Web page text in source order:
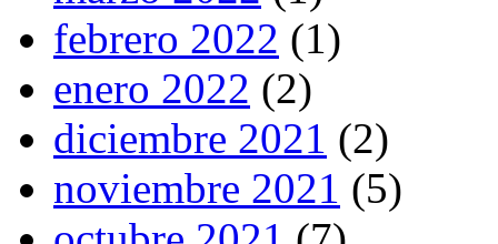
febrero 2022 (1)
enero 2022 (2)
diciembre 2021 (2)
noviembre 2021 (5)